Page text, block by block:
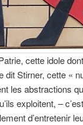
cette idole
dit Stirner, cette «
les abstractions
exploitent, –
d’entretenir